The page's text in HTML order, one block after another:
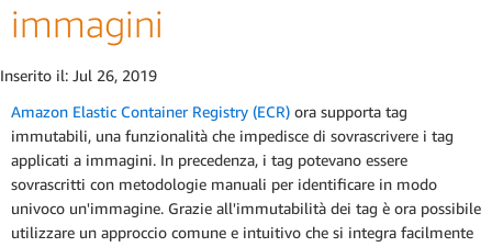
immagini
Inserito il: Jul 26, 2019
Amazon Elastic Container Registry (ECR) ora supporta tag
immutabili, una funzionalità che impedisce di sovrascrivere i tag
applicati a immagini. In precedenza, i tag potevano essere
sovrascritti con metodologie manuali per identificare in modo
univoco un'immagine. Grazie all'immutabilità dei tag è ora possibile
utilizzare un approccio comune e intuitivo che si integra facilmente